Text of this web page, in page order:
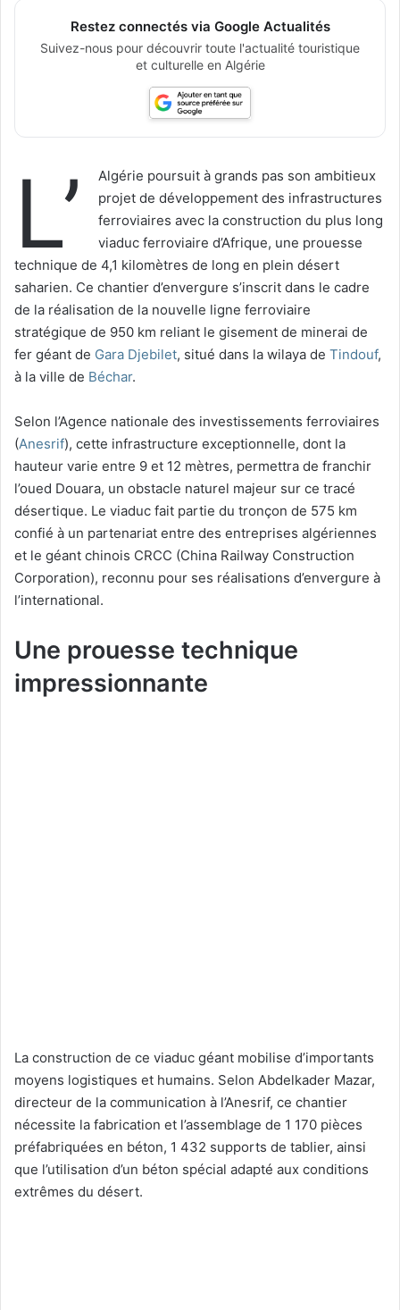
Restez connectés via Google Actualités
Suivez-nous pour découvrir toute l'actualité touristique
et culturelle en Algérie
L’
Algérie poursuit à grands pas son ambitieux
projet de développement des infrastructures
ferroviaires avec la construction du plus long
viaduc ferroviaire d’Afrique, une prouesse
technique de 4,1 kilomètres de long en plein désert
saharien. Ce chantier d’envergure s’inscrit dans le cadre
de la réalisation de la nouvelle ligne ferroviaire
stratégique de 950 km reliant le gisement de minerai de
fer géant de Gara Djebilet, situé dans la wilaya de Tindouf,
à la ville de Béchar.
Selon l’Agence nationale des investissements ferroviaires
(Anesrif), cette infrastructure exceptionnelle, dont la
hauteur varie entre 9 et 12 mètres, permettra de franchir
l’oued Douara, un obstacle naturel majeur sur ce tracé
désertique. Le viaduc fait partie du tronçon de 575 km
confié à un partenariat entre des entreprises algériennes
et le géant chinois CRCC (China Railway Construction
Corporation), reconnu pour ses réalisations d’envergure à
l’international.
Une prouesse technique
impressionnante
La construction de ce viaduc géant mobilise d’importants
moyens logistiques et humains. Selon Abdelkader Mazar,
directeur de la communication à l’Anesrif, ce chantier
nécessite la fabrication et l’assemblage de 1 170 pièces
préfabriquées en béton, 1 432 supports de tablier, ainsi
que l’utilisation d’un béton spécial adapté aux conditions
extrêmes du désert.